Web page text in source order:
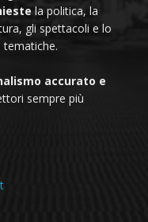
la politica, la
gli spettacoli e lo
tematiche.
accurato e
sempre più